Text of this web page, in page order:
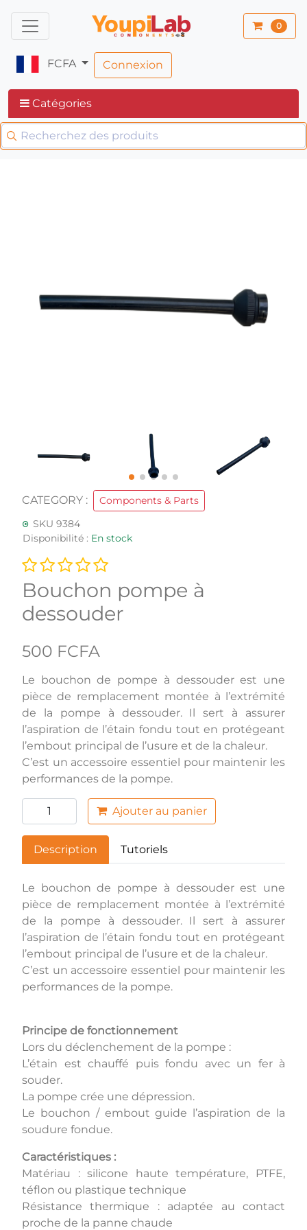
0
FCFA Connexion
Catégories
CATEGORY :
Components & Parts
SKU 9384
Disponibilité : En stock
Bouchon pompe à
dessouder
500 FCFA
Le bouchon de pompe à dessouder est une
pièce de remplacement montée à l’extrémité
de la pompe à dessouder. Il sert à assurer
l’aspiration de l’étain fondu tout en protégeant
l’embout principal de l’usure et de la chaleur.
C’est un accessoire essentiel pour maintenir les
performances de la pompe.
Ajouter au panier
Description Tutoriels
Le bouchon de pompe à dessouder est une
pièce de remplacement montée à l’extrémité
de la pompe à dessouder. Il sert à assurer
l’aspiration de l’étain fondu tout en protégeant
l’embout principal de l’usure et de la chaleur.
C’est un accessoire essentiel pour maintenir les
performances de la pompe.
Principe de fonctionnement
Lors du déclenchement de la pompe :
L’étain est chauffé puis fondu avec un fer à
souder.
La pompe crée une dépression.
Le bouchon / embout guide l’aspiration de la
soudure fondue.
Caractéristiques :
Matériau : silicone haute température, PTFE,
téflon ou plastique technique
Résistance thermique : adaptée au contact
proche de la panne chaude